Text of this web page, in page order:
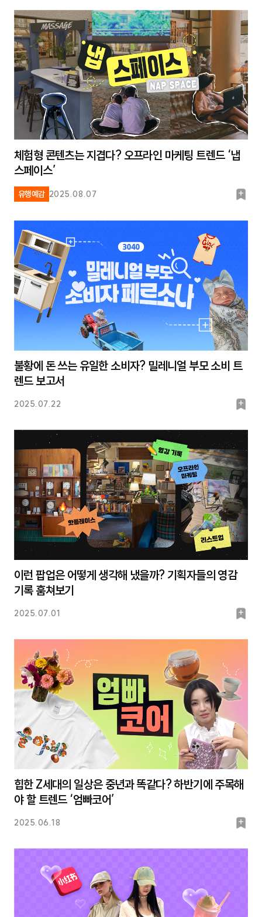
크
체험형 콘텐츠는 지겹다? 오프라인 마케팅 트렌드 ‘냅
스페이스’
유행예감 2025.08.07
북
불황에 돈 쓰는 유일한 소비자? 밀레니얼 부모 소비 트
렌드 보고서
2025.07.22
북
크
이런 팝업은 어떻게 생각해 냈을까? 기획자들의 영감
기록 훔쳐보기
2025.07.01
북
힙한 Z세대의 일상은 중년과 똑같다? 하반기에 주목해
야 할 트렌드 ‘엄빠코어’
2025.06.18
북